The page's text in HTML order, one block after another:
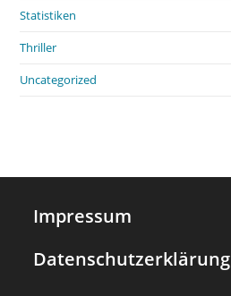
Statistiken
Thriller
Uncategorized
Impressum
Datenschutzerklärung